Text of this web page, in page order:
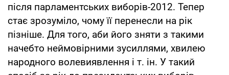
після парламентських виборів-2012. Тепер
стає зрозуміло, чому її перенесли на рік
пізніше. Для того, аби його зняти з такими
начебто неймовірними зусиллями, хвилею
народного волевиявлення і т. ін. У такий